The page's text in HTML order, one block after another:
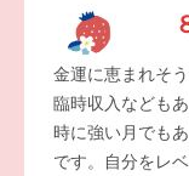
金運に恵まれそう
臨時収入なども
時に強い月でも
です。自分をレ